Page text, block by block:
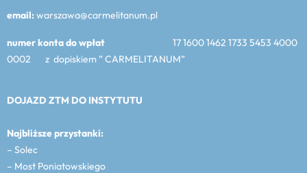
email:warszawa@carmelitanum.pl
numer konta do wpłat 17 1600 1462 1733 5453 4000
0002 z dopiskiem ” CARMELITANUM”
DOJAZD ZTM DO INSTYTUTU
Najbliższe przystanki:
– Solec
– Most Poniatowskiego